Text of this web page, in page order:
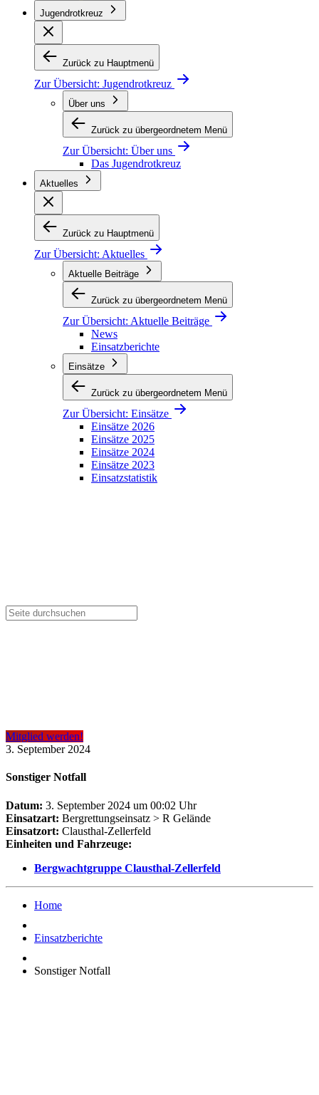
Jugendrotkreuz
Zurück zu Hauptmenü
Zur Übersicht: Jugendrotkreuz
Über uns
Zurück zu übergeordnetem Menü
Zur Übersicht: Über uns
Das Jugendrotkreuz
Aktuelles
Zurück zu Hauptmenü
Zur Übersicht: Aktuelles
Aktuelle Beiträge
Zurück zu übergeordnetem Menü
Zur Übersicht: Aktuelle Beiträge
News
Einsatzberichte
Einsätze
Zurück zu übergeordnetem Menü
Zur Übersicht: Einsätze
Einsätze 2026
Einsätze 2025
Einsätze 2024
Einsätze 2023
Einsatzstatistik
Mitglied werden!
3. September 2024
Sonstiger Notfall
Datum: 3. September 2024 um 00:02 Uhr
Einsatzart: Bergrettungseinsatz > R Gelände
Einsatzort: Clausthal-Zellerfeld
Einheiten und Fahrzeuge:
Bergwachtgruppe Clausthal-Zellerfeld
Home
Einsatzberichte
Sonstiger Notfall